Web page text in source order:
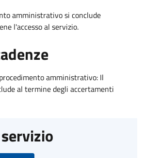
amministrativo si conclude
l'accesso al servizio.
amministrativo: Il
al termine degli accertamenti